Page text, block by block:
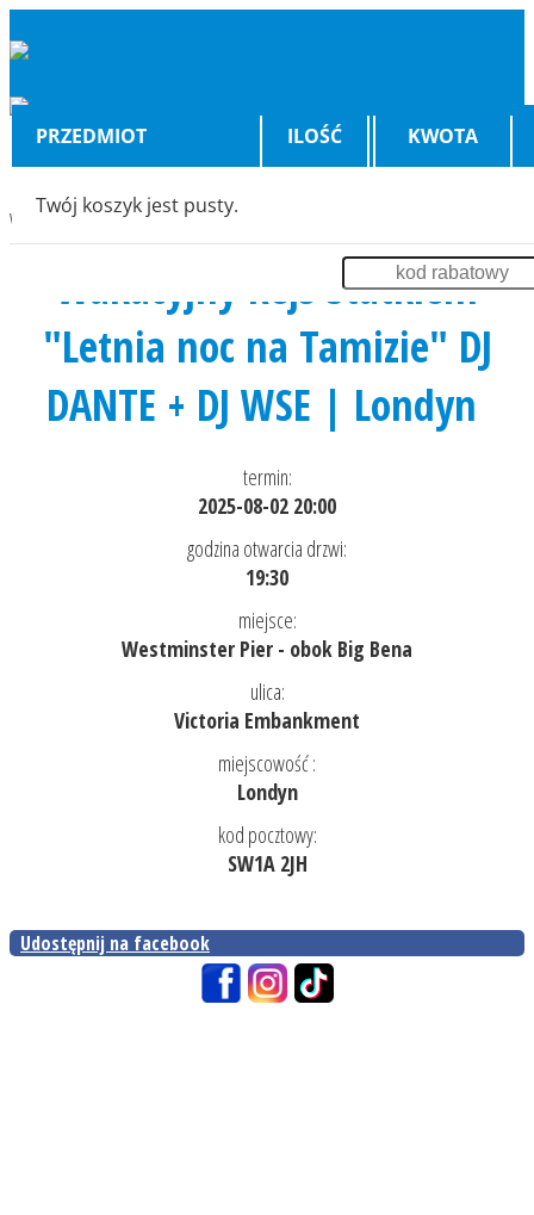
PRZEDMIOT ILOŚĆ KWOTA
Twój koszyk jest pusty.
Wyświetlenia:18368
Wakacyjny Rejs Statkiem
"Letnia noc na Tamizie" DJ
DANTE + DJ WSE | Londyn
termin:
2025-08-02 20:00
godzina otwarcia drzwi:
19:30
miejsce:
Westminster Pier - obok Big Bena
ulica:
Victoria Embankment
miejscowość :
Londyn
kod pocztowy:
SW1A 2JH
Udostępnij na facebook